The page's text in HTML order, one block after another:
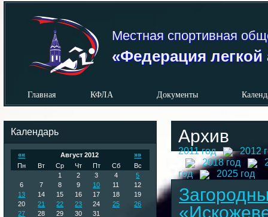
Местная спортивная
«Федерация легкой
Главная КФЛА Документы
Календарь
«« Август 2012
»»
Пн
Вт Ср Чт Пт Сб
Вс
1
2 3 4
5
6
7 8 9 10 11
12
13
14 15 16 17 18
19
20
21 22 23 24 25
26
27
28 29 30 31
Архив
2011 год
2012
2018 год
год
2025 год